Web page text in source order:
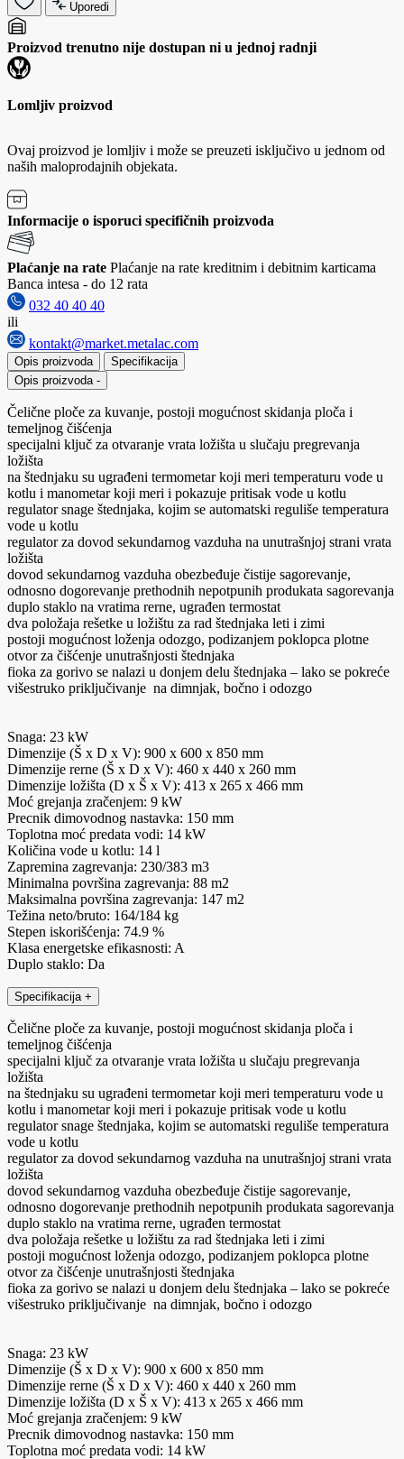
Uporedi
Proizvod trenutno nije dostupan ni u jednoj radnji
Lomljiv proizvod
Ovaj proizvod je lomljiv i može se preuzeti isključivo u jednom od
naših maloprodajnih objekata.
Informacije o isporuci specifičnih proizvoda
Plaćanje na rate Plaćanje na rate kreditnim i debitnim karticama
Banca intesa - do 12 rata
032 40 40 40
ili
kontakt@market.metalac.com
Opis proizvoda
Specifikacija
Opis proizvoda -
Čelične ploče za kuvanje, postoji mogućnost skidanja ploča i
temeljnog čišćenja
specijalni ključ za otvaranje vrata ložišta u slučaju pregrevanja
ložišta
na štednjaku su ugrađeni termometar koji meri temperaturu vode u
kotlu i manometar koji meri i pokazuje pritisak vode u kotlu
regulator snage štednjaka, kojim se automatski reguliše temperatura
vode u kotlu
regulator za dovod sekundarnog vazduha na unutrašnjoj strani vrata
ložišta
dovod sekundarnog vazduha obezbeđuje čistije sagorevanje,
odnosno dogorevanje prethodnih nepotpunih produkata sagorevanja
duplo staklo na vratima rerne, ugrađen termostat
dva položaja rešetke u ložištu za rad štednjaka leti i zimi
postoji mogućnost loženja odozgo, podizanjem poklopca plotne
otvor za čišćenje unutrašnjosti štednjaka
fioka za gorivo se nalazi u donjem delu štednjaka – lako se pokreće
višestruko priključivanje na dimnjak, bočno i odozgo
Snaga: 23 kW
Dimenzije (Š x D x V): 900 x 600 x 850 mm
Dimenzije rerne (Š x D x V): 460 x 440 x 260 mm
Dimenzije ložišta (D x Š x V): 413 x 265 x 466 mm
Moć grejanja zračenjem: 9 kW
Precnik dimovodnog nastavka: 150 mm
Toplotna moć predata vodi: 14 kW
Količina vode u kotlu: 14 l
Zapremina zagrevanja: 230/383 m3
Minimalna površina zagrevanja: 88 m2
Maksimalna površina zagrevanja: 147 m2
Težina neto/bruto: 164/184 kg
Stepen iskorišćenja: 74.9 %
Klasa energetske efikasnosti: A
Duplo staklo: Da
Specifikacija +
Čelične ploče za kuvanje, postoji mogućnost skidanja ploča i
temeljnog čišćenja
specijalni ključ za otvaranje vrata ložišta u slučaju pregrevanja
ložišta
na štednjaku su ugrađeni termometar koji meri temperaturu vode u
kotlu i manometar koji meri i pokazuje pritisak vode u kotlu
regulator snage štednjaka, kojim se automatski reguliše temperatura
vode u kotlu
regulator za dovod sekundarnog vazduha na unutrašnjoj strani vrata
ložišta
dovod sekundarnog vazduha obezbeđuje čistije sagorevanje,
odnosno dogorevanje prethodnih nepotpunih produkata sagorevanja
duplo staklo na vratima rerne, ugrađen termostat
dva položaja rešetke u ložištu za rad štednjaka leti i zimi
postoji mogućnost loženja odozgo, podizanjem poklopca plotne
otvor za čišćenje unutrašnjosti štednjaka
fioka za gorivo se nalazi u donjem delu štednjaka – lako se pokreće
višestruko priključivanje na dimnjak, bočno i odozgo
Snaga: 23 kW
Dimenzije (Š x D x V): 900 x 600 x 850 mm
Dimenzije rerne (Š x D x V): 460 x 440 x 260 mm
Dimenzije ložišta (D x Š x V): 413 x 265 x 466 mm
Moć grejanja zračenjem: 9 kW
Precnik dimovodnog nastavka: 150 mm
Toplotna moć predata vodi: 14 kW